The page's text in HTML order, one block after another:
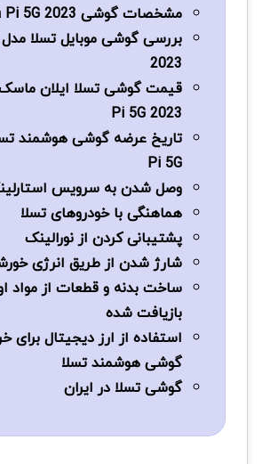
مشخصات گوشی Tesla Pi 5G 2023
2023
Pi 5G 2023
تاریخ عرضه گوشی هوشمند
Pi 5G
وصل شدن به سرویس
هماهنگی با خودروهای تسلا
پشتیبانی کردن از نورالینک
شارژ شدن از طریق انرژی
ساخت بدنه و قطعات از مواد
بازیافت شده
استفاده از ارز دیجیتال برای
گوشی هوشمند تسلا
گوشی تسلا در ایران